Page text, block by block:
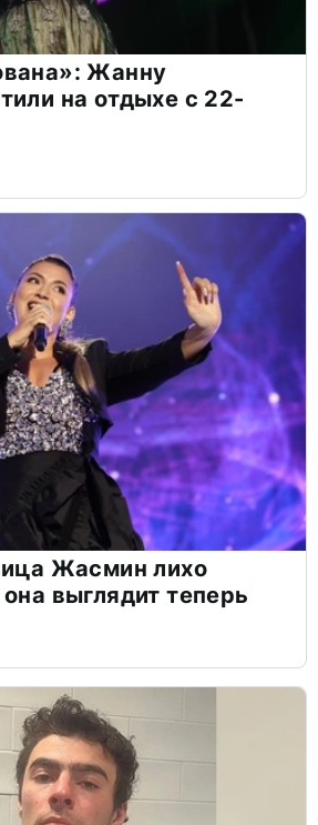
Жанну
на отдыхе с 22-
Жасмин лихо
выглядит теперь